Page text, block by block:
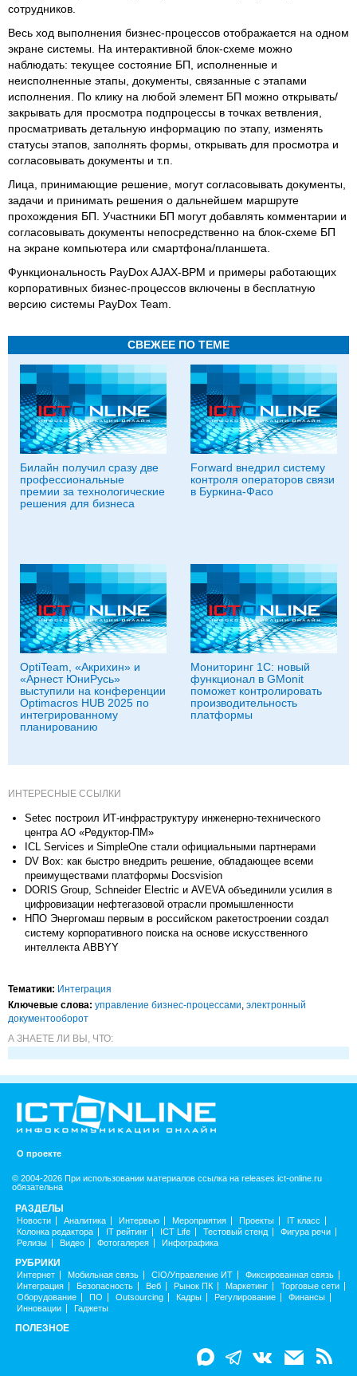
сотрудников.
Весь ход выполнения бизнес-процессов отображается на одном
экране системы. На интерактивной блок-схеме можно
наблюдать: текущее состояние БП, исполненные и
неисполненные этапы, документы, связанные с этапами
исполнения. По клику на любой элемент БП можно открывать/
закрывать для просмотра подпроцессы в точках ветвления,
просматривать детальную информацию по этапу, изменять
статусы этапов, заполнять формы, открывать для просмотра и
согласовывать документы и т.п.
Лица, принимающие решение, могут согласовывать документы,
задачи и принимать решения о дальнейшем маршруте
прохождения БП. Участники БП могут добавлять комментарии и
согласовывать документы непосредственно на блок-схеме БП
на экране компьютера или смартфона/планшета.
Функциональность PayDox AJAX-BPM и примеры работающих
корпоративных бизнес-процессов включены в бесплатную
версию системы PayDox Team.
СВЕЖЕЕ ПО ТЕМЕ
Билайн получил сразу две
профессиональные
премии за технологические
решения для бизнеса
Forward внедрил систему
контроля операторов связи
в Буркина-Фасо
OptiTeam, «Акрихин» и
«Арнест ЮниРусь»
выступили на конференции
Optimacros HUB 2025 по
интегрированному
планированию
Мониторинг 1С: новый
функционал в GMonit
поможет контролировать
производительность
платформы
ИНТЕРЕСНЫЕ ССЫЛКИ
Setec построил ИТ-инфраструктуру инженерно-технического
центра АО «Редуктор-ПМ»
ICL Services и SimpleOne стали официальными партнерами
DV Box: как быстро внедрить решение, обладающее всеми
преимуществами платформы Docsvision
DORIS Group, Schneider Electric и AVEVA объединили усилия в
цифровизации нефтегазовой отрасли промышленности
НПО Энергомаш первым в российском ракетостроении создал
систему корпоративного поиска на основе искусственного
интеллекта ABBYY
Тематики: Интеграция
Ключевые слова: управление бизнес-процессами, электронный
документооборот
А ЗНАЕТЕ ЛИ ВЫ, ЧТО:
О проекте
© 2004-2026 При использовании материалов ссылка на releases.ict-online.ru
обязательна
РАЗДЕЛЫ
Новости Аналитика Интервью Мероприятия Проекты
IT класс
Колонка редактора
IT рейтинг ICT Life Тестовый стенд
Фигура речи
Релизы
Видео Фотогалерея Инфографика
РУБРИКИ
Интернет Мобильная связь CIO/Управление ИТ
Фиксированная связь
Интеграция
Безопасность Веб Рынок ПК Маркетинг
Торговые сети
Оборудование
ПО Outsourcing Кадры Регулирование
Финансы
Инновации
Гаджеты
ПОЛЕЗНОЕ